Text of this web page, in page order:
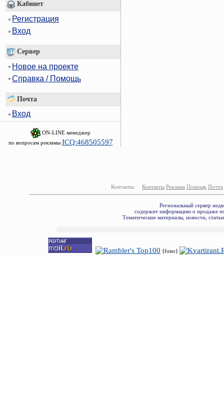
Кабинет
Регистрация
Вход
Сервер
Новое на проекте
Справка / Помощь
Почта
Вход
ON-LINE менеджер
по вопросам рекламы ICQ:468505597
Контакты: Контакты Реклама Помощь Почта
Региональный сервер
содержит информацию о продаже
Тематические материалы, новости,
{foter}